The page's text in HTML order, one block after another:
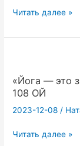
«Как
празднуют
ОЙ
№
Читать далее »
«Йога — это
108 ОЙ
2023-12-08 /
«Йога
Читать далее »